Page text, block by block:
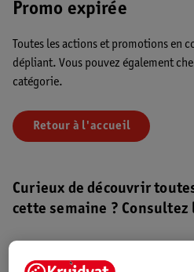
Promo expirée
Toutes les actions et promotions en
dépliant. Vous pouvez également
catégorie.
Retour à l'accueil
Curieux de découvrir
cette semaine ?